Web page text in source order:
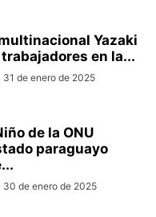
Yazaki
en la...
31 de enero de 2025
de la ONU
paraguayo
30 de enero de 2025